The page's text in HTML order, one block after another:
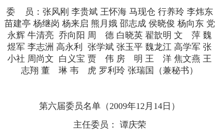
委 员：张风刚 李贵斌 王怀海 马现仓 行养玲 李炜东
苗建亭 杨继岗 杨来启 熊月娥 邵志成 侯晓俊 杨向东 党
永辉 牛清亮 乔向阳 周 德 白晓英 翟歆明 文 萍 魏
煜军 李志洲 高永利 张学斌 张玉平 魏龙江 高学军 张
小社 周尚文 白义宝 贾 伟 房 明 王 洋 焦文燕 王
志翔 董 琳 韦 虎 罗利玲 张瑞国（兼秘书）
第六届委员名单（2009年12月14日）
主任委员： 谭庆荣